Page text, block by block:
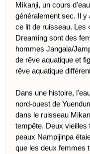
Mikanji, un cours
généralement sec. Il y
ce lit de ruisseau. Les
Dreaming sont des
hommes Jangala/
de rêve aquatique et
rêve aquatique
Dans une histoire,
nord-ouest de
dans le ruisseau
tempête. Deux vieilles
peaux Nampijinpa
que les deux femmes